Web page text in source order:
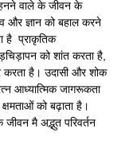
वाले के जीवन के
और ज्ञान को बहाल करने
है प्राकृतिक
को शांत करता है,
करता है। उदासी और शोक
आध्यात्मिक जागरूकता
को बढ़ाता है।
मै अद्भुत परिवर्तन